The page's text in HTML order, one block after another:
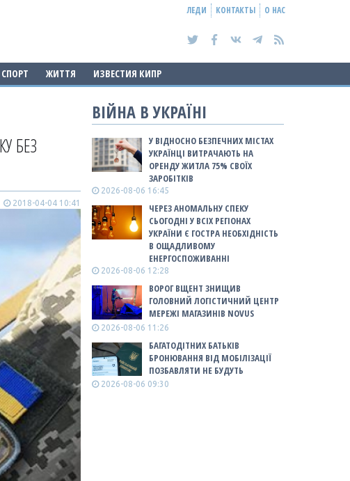
ЛЕДИ КОНТАКТЫ О НАС
СПОРТ ЖИТТЯ ИЗВЕСТИЯ КИПР
БЕЗ
2018-04-04 10:41
ВІЙНА В УКРАЇНІ
У ВІДНОСНО БЕЗПЕЧНИХ МІСТАХ
УКРАЇНЦІ ВИТРАЧАЮТЬ НА
ОРЕНДУ ЖИТЛА 75% СВОЇХ
ЗАРОБІТКІВ
2026-08-06 16:45
ЧЕРЕЗ АНОМАЛЬНУ СПЕКУ
СЬОГОДНІ У ВСІХ РЕГІОНАХ
УКРАЇНИ Є ГОСТРА НЕОБХІДНІСТЬ
В ОЩАДЛИВОМУ
ЕНЕРГОСПОЖИВАННІ
2026-08-06 12:28
ВОРОГ ВЩЕНТ ЗНИЩИВ
ГОЛОВНИЙ ЛОГІСТИЧНИЙ ЦЕНТР
МЕРЕЖІ МАГАЗИНІВ NOVUS
2026-08-06 11:26
БАГАТОДІТНИХ БАТЬКІВ
БРОНЮВАННЯ ВІД МОБІЛІЗАЦІЇ
ПОЗБАВЛЯТИ НЕ БУДУТЬ
2026-08-06 09:30